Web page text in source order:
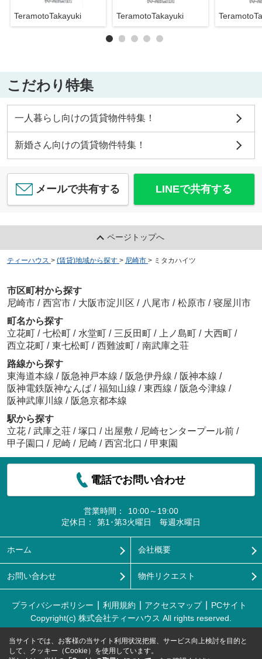
TeramotoTakayuki TeramotoTakayuki
こだわり特集
一人暮らし向けの賃貸物件特集！
新婚さん向けの賃貸物件特集！
メールで共有する LINEで共有する
ページトップへ
ティーハウス > (賃貸)地域から探す > 尼崎市 > ミタカハイツ
市区町村から探す
尼崎市 / 西宮市 / 大阪市淀川区 / 八尾市 / 松原市 / 寝屋川市
町名から探す
立花町 / 七松町 / 水堂町 / 三反田町 / 上ノ島町 / 大西町 /
西立花町 / 東七松町 / 西難波町 / 南武庫之荘
路線から探す
東海道本線 / 阪急神戸本線 / 阪急伊丹線 / 阪神本線 /
阪神電鉄阪神なんば / 福知山線 / 東西線 / 阪急今津線 /
阪神武庫川線 / 阪急京都本線
駅から探す
立花 / 武庫之荘 / 塚口 / 出屋敷 / 尼崎センタープール前 /
甲子園口 / 尼崎 / 尼崎 / 西宮北口 / 甲東園
電話でお問い合わせ
営業時間：
10:00～19:00
定休日：
第1･第3火曜日 毎週水曜日
ホーム 会社概要
お問い合わせ 物件リクエスト
プライバシーポリシー 利用規約 アクセスマップ
PCサイト
Copyright(c) 株式会社ティーハウス All rights reserved.
当サイトでは、お客様の当サイト利用状況把握、サービス向上検討を目的と
して、クッキー（Cookie）を使用しています。